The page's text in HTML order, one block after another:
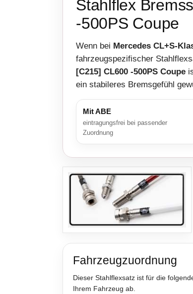
Stahlflex
-500PS Coupe
Wenn bei Mercedes CL+S-
fahrzeugspezifischer
[C215] CL600 -500PS Coupe
ein stabileres Bremsgefühl
Mit ABE
eintragungsfrei bei passender
Zuordnung
Fahrzeugzuordnung
Dieser Stahlflexsatz ist für die
Ihrem Fahrzeug ab.